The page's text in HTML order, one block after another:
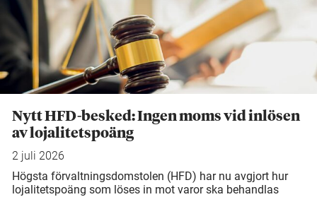
Nytt HFD-besked: Ingen moms vid inlösen
av lojalitetspoäng
2 juli 2026
Högsta förvaltningsdomstolen (HFD) har nu avgjort hur
lojalitetspoäng som löses in mot varor ska behandlas